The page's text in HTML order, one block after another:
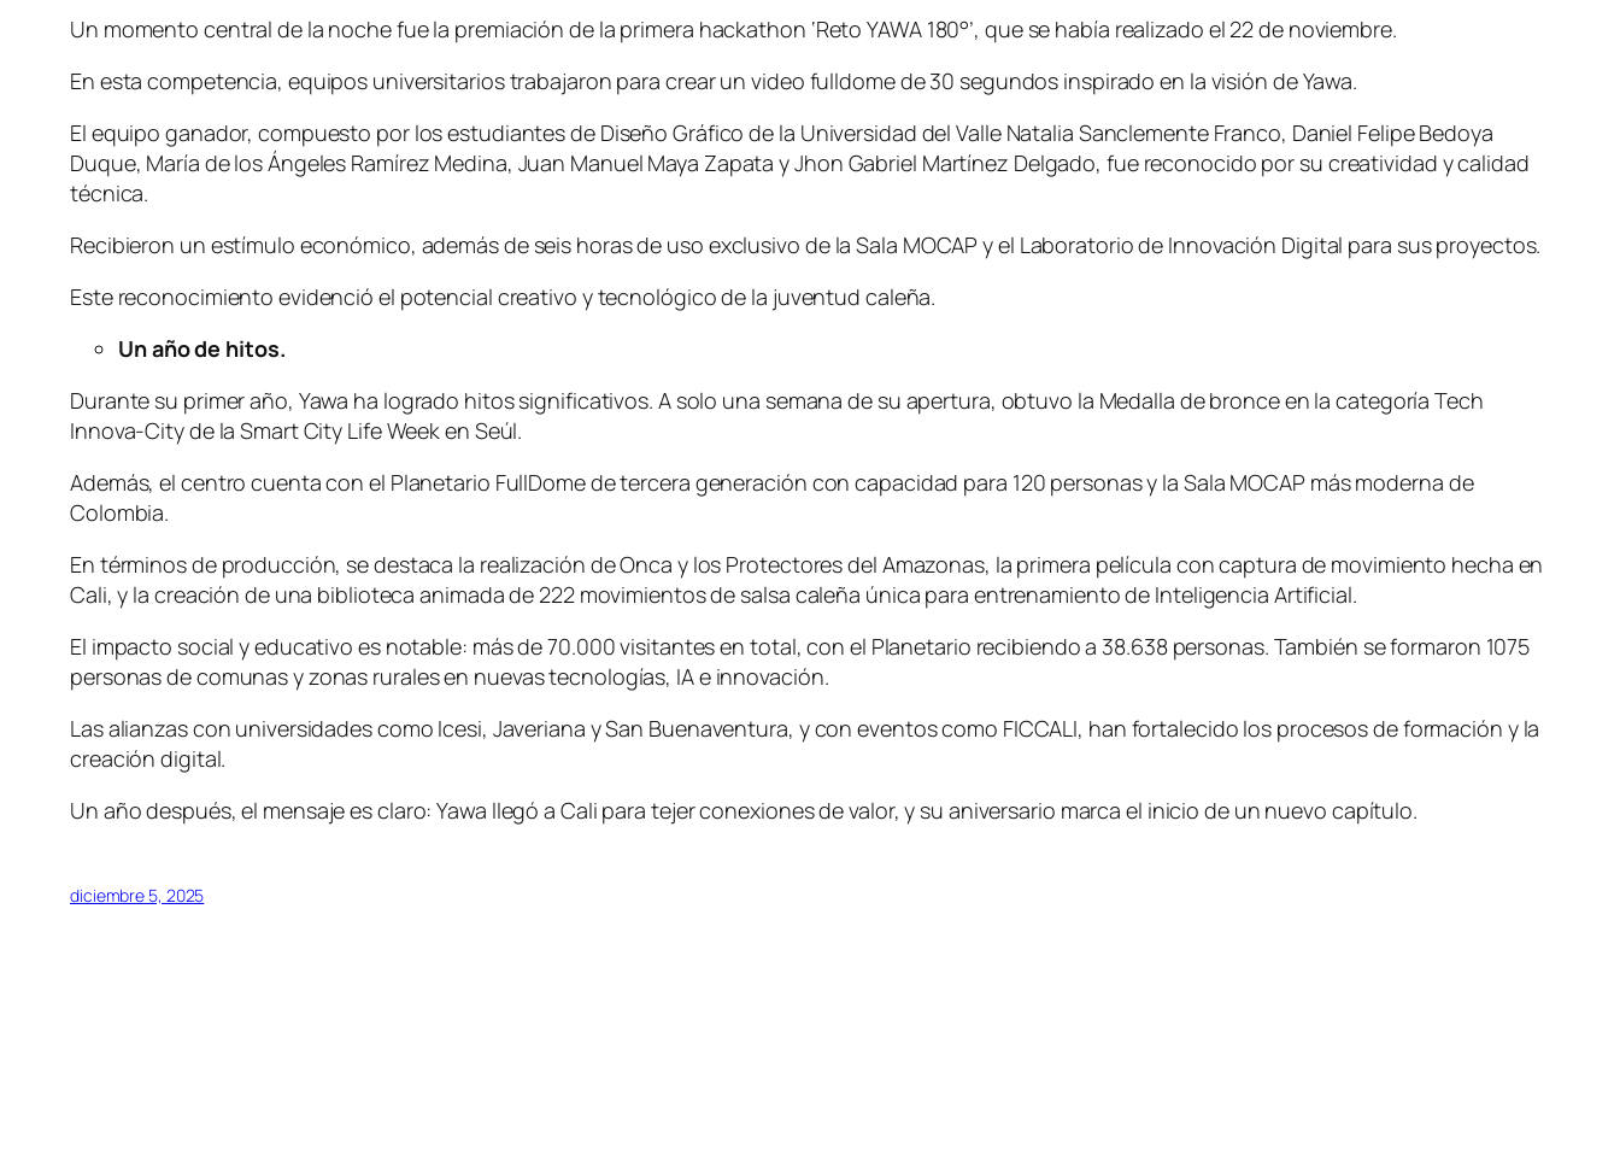
Un momento central de la noche fue la premiación de la primera hackathon ‘Reto YAWA 180°’, que se había realizado el 22 de noviembre.
En esta competencia, equipos universitarios trabajaron para crear un video fulldome de 30 segundos inspirado en la visión de Yawa.
El equipo ganador, compuesto por los estudiantes de Diseño Gráfico de la Universidad del Valle Natalia Sanclemente Franco, Daniel Felipe Bedoya
Duque, María de los Ángeles Ramírez Medina, Juan Manuel Maya Zapata y Jhon Gabriel Martínez Delgado, fue reconocido por su creatividad y calidad
técnica.
Recibieron un estímulo económico, además de seis horas de uso exclusivo de la Sala MOCAP y el Laboratorio de Innovación Digital para sus proyectos.
Este reconocimiento evidenció el potencial creativo y tecnológico de la juventud caleña.
Un año de hitos.
Durante su primer año, Yawa ha logrado hitos significativos. A solo una semana de su apertura, obtuvo la Medalla de bronce en la categoría Tech
Innova-City de la Smart City Life Week en Seúl.
Además, el centro cuenta con el Planetario FullDome de tercera generación con capacidad para 120 personas y la Sala MOCAP más moderna de
Colombia.
En términos de producción, se destaca la realización de Onca y los Protectores del Amazonas, la primera película con captura de movimiento hecha en
Cali, y la creación de una biblioteca animada de 222 movimientos de salsa caleña única para entrenamiento de Inteligencia Artificial.
El impacto social y educativo es notable: más de 70.000 visitantes en total, con el Planetario recibiendo a 38.638 personas. También se formaron 1075
personas de comunas y zonas rurales en nuevas tecnologías, IA e innovación.
Las alianzas con universidades como Icesi, Javeriana y San Buenaventura, y con eventos como FICCALI, han fortalecido los procesos de formación y la
creación digital.
Un año después, el mensaje es claro: Yawa llegó a Cali para tejer conexiones de valor, y su aniversario marca el inicio de un nuevo capítulo.
diciembre 5, 2025